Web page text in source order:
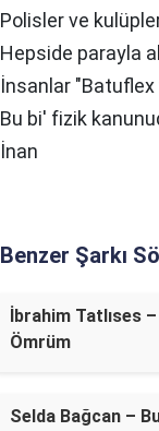
Polisler ve
Hepside parayla
İnsanlar "Batuflex
Bu bi' fizik
İnan
Benzer Şarkı
İbrahim Tatlıses
Ömrüm
Selda Bağcan –